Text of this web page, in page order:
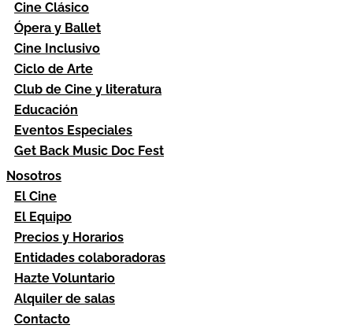
Cine Clásico
Ópera y Ballet
Cine Inclusivo
Ciclo de Arte
Club de Cine y literatura
Educación
Eventos Especiales
Get Back Music Doc Fest
Nosotros
El Cine
El Equipo
Precios y Horarios
Entidades colaboradoras
Hazte Voluntario
Alquiler de salas
Contacto